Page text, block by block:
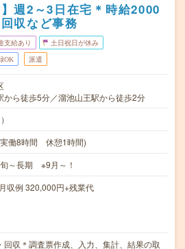
】週2～3日在宅＊時給2000
収など事務
支給あり 土日祝日が休み
OK 派遣
から徒歩5分／溜池山王駅から徒歩2分
働8時間 休憩1時間)
～長期 ※9月～！
例 320,000円+残業代
回収＊調査票作成、入力、集計、結果の取